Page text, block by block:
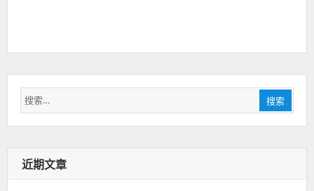
搜
索：
搜索
近期文章